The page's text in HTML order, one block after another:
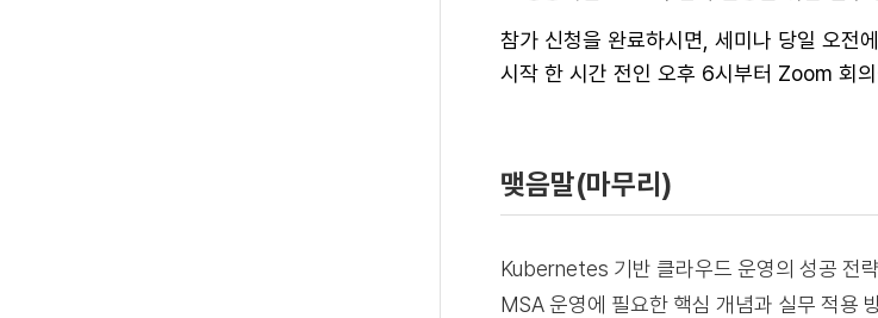
참가 신청을 완료하시면, 세미나 당일 오전
시작 한 시간 전인 오후 6시부터 Zoom 회
맺음말(마무리)
Kubernetes 기반 클라우드 운영의 성공 전
MSA 운영에 필요한 핵심 개념과 실무 적용